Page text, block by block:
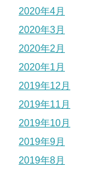
2020年4月
2020年3月
2020年2月
2020年1月
2019年12月
2019年11月
2019年10月
2019年9月
2019年8月